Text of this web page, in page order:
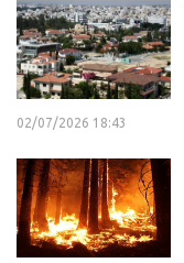
02/07/2026 18:43